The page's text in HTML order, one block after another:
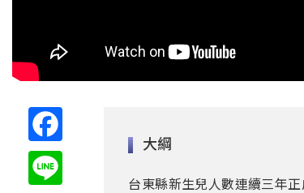
大綱
台東縣新生兒人數連續三年